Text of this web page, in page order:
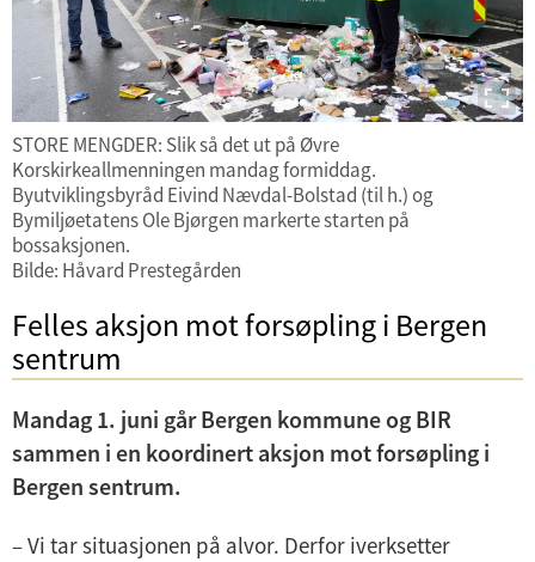
STORE MENGDER: Slik så det ut på Øvre
Korskirkeallmenningen mandag formiddag.
Byutviklingsbyråd Eivind Nævdal-Bolstad (til h.) og
Bymiljøetatens Ole Bjørgen markerte starten på
bossaksjonen.
Bilde: Håvard Prestegården
Felles aksjon mot forsøpling i Bergen
sentrum
Mandag 1. juni går Bergen kommune og BIR
sammen i en koordinert aksjon mot forsøpling i
Bergen sentrum.
–Vi tar situasjonen på alvor. Derfor iverksetter